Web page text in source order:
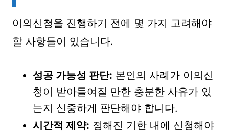
이의신청을 진행하기 전에 몇 가지 고려해야
할 사항들이 있습니다.
성공 가능성 판단: 본인의 사례가 이의신
청이 받아들여질 만한 충분한 사유가 있
는지 신중하게 판단해야 합니다.
시간적 제약: 정해진 기한 내에 신청해야